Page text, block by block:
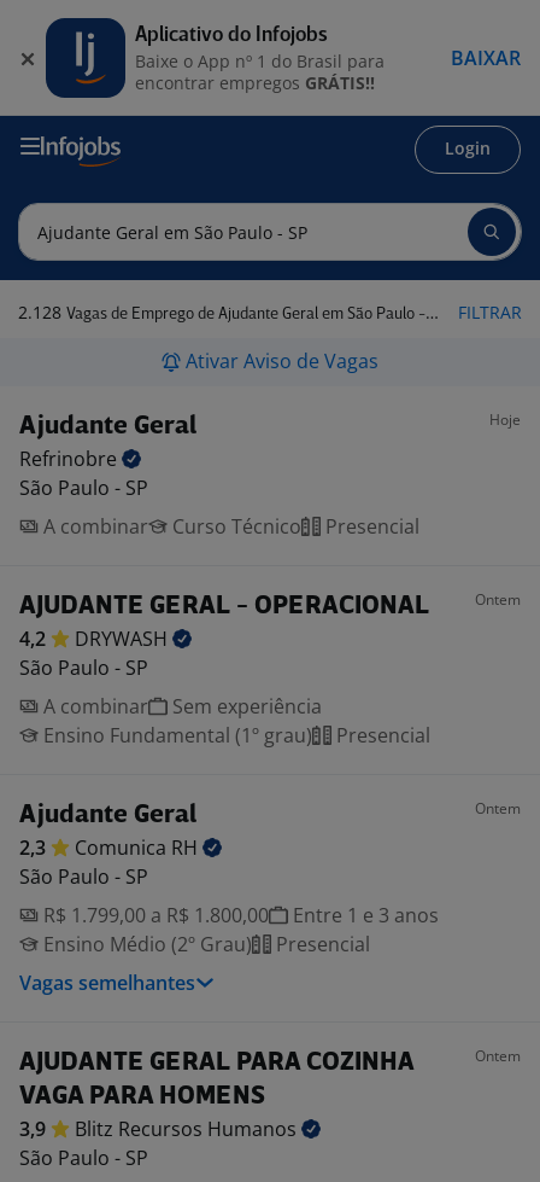
Login
2.128 Vagas de Emprego de Ajudante Geral em São Paulo - SP FILTRAR
Ativar Aviso de Vagas
Ajudante Geral Hoje
Refrinobre
São Paulo - SP
A combinar
Curso Técnico Presencial
AJUDANTE GERAL - OPERACIONAL Ontem
4,2
DRYWASH
São Paulo - SP
A combinar
Sem experiência
Ensino Fundamental (1º grau)
Presencial
Ajudante Geral Ontem
2,3 Comunica RH
São Paulo - SP
R$ 1.799,00 a R$ 1.800,00
Entre 1 e 3 anos
Ensino Médio (2º Grau)
Presencial
Vagas semelhantes
AJUDANTE GERAL PARA COZINHA
VAGA PARA HOMENS
Ontem
3,9 Blitz Recursos Humanos
São Paulo - SP
Aplicativo do Infojobs
Baixe o App nº 1 do Brasil para
encontrar empregos GRÁTIS!!
BAIXAR